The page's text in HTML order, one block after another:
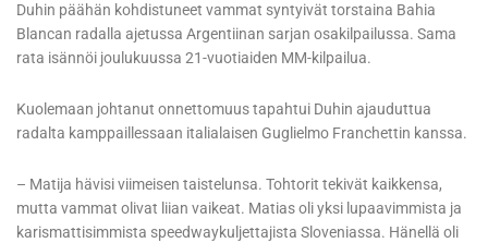
Duhin päähän kohdistuneet vammat syntyivät torstaina Bahia
Blancan radalla ajetussa Argentiinan sarjan osakilpailussa. Sama
rata isännöi joulukuussa 21-vuotiaiden MM-kilpailua.
Kuolemaan johtanut onnettomuus tapahtui Duhin ajauduttua
radalta kamppaillessaan italialaisen Guglielmo Franchettin kanssa.
– Matija hävisi viimeisen taistelunsa. Tohtorit tekivät kaikkensa,
mutta vammat olivat liian vaikeat. Matias oli yksi lupaavimmista ja
karismattisimmista speedwaykuljettajista Sloveniassa. Hänellä oli